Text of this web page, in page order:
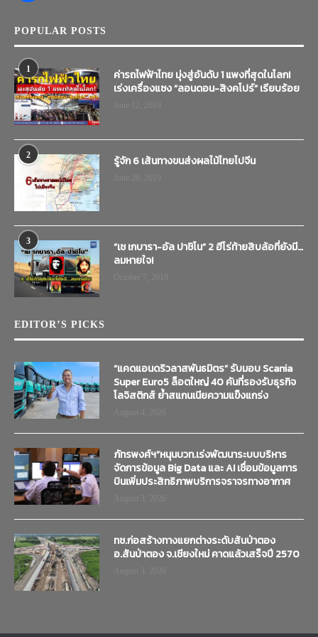
POPULAR POSTS
1
ค่ารถไฟฟ้าไทย มุ่งสู่อันดับ 1 แพงที่สุดในโลก!
เร่งเครื่องแซง “ลอนดอน-สิงคโปร์” เรียบร้อย
2 รู้จัก 6 เส้นทางขนส่งผลไม้ไทยไปจีน
3
“เช เกบารา-อัล ปาชิโน” 2 ฮีโร่ท้ายสิบล้อที่ยังมี…
ลมหายใจ!
EDITOR’S PICKS
“แคดแอนดริวลาสพันธมิตร” รับมอบ Scania
Super Euro5 ล็อตใหญ่ 40 คันที่รองรับธุรกิจ
โลจิสติกส์ ย้ำสแกนเนียความแข็งแกร่ง
ภัทรพงศ์ฯ”หนุนบวท.เร่งพัฒนาระบบบริหาร
จัดการข้อมูล Big Data และ AI เชื่อมข้อมูลการ
บินเพิ่มประสิทธิภาพบริการจราจรทางอากาศ
ทช.ก่อสร้างทางแยกต่างระดับสันป่าตอง
อ.สันป่าตอง จ.เชียงใหม่ คาดแล้วเสร็จปี 2570